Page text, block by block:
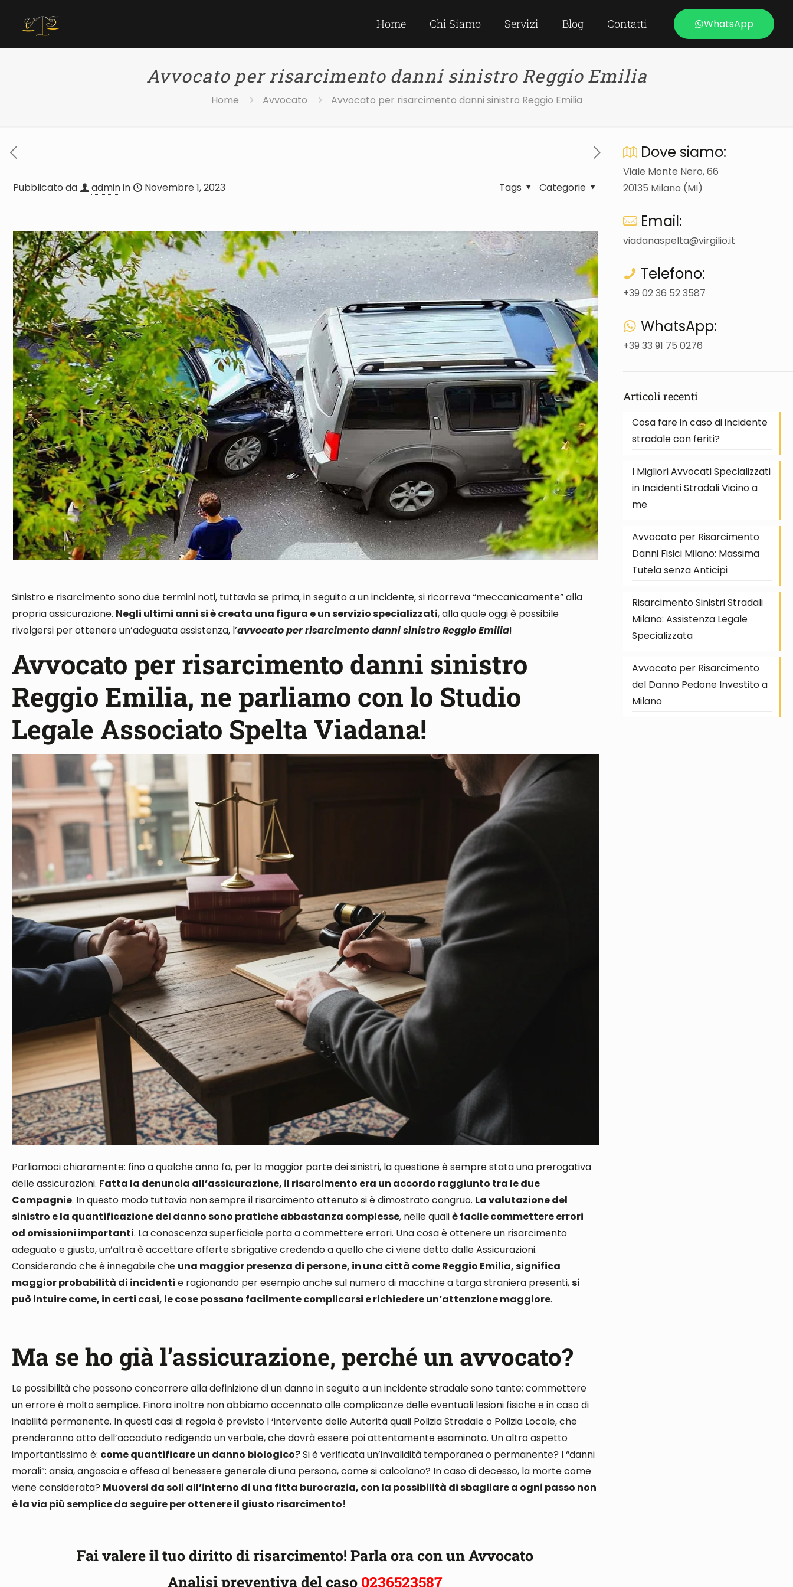
Home Chi Siamo Servizi Blog Contatti WhatsApp
Avvocato per risarcimento danni sinistro Reggio Emilia
Home Avvocato Avvocato per risarcimento danni sinistro Reggio Emilia
Pubblicato da adminin Novembre 1, 2023 Categorie
Tags
Sinistro e risarcimento sono due termini noti, tuttavia se prima, in seguito a un incidente, si ricorreva “meccanicamente” alla
propria assicurazione. Negli ultimi anni si è creata una figura e un servizio specializzati, alla quale oggi è possibile
rivolgersi per ottenere un’adeguata assistenza, l’avvocato per risarcimento danni sinistro Reggio Emilia!
Avvocato per risarcimento danni sinistro
Reggio Emilia, ne parliamo con lo Studio
Legale Associato Spelta Viadana!
Parliamoci chiaramente: fino a qualche anno fa, per la maggior parte dei sinistri, la questione è sempre stata una prerogativa
delle assicurazioni. Fatta la denuncia all’assicurazione, il risarcimento era un accordo raggiunto tra le due
Compagnie. In questo modo tuttavia non sempre il risarcimento ottenuto si è dimostrato congruo. La valutazione del
sinistro e la quantificazione del danno sono pratiche abbastanza complesse, nelle qualiè facile commettere errori
od omissioni importanti. La conoscenza superficiale porta a commettere errori. Una cosa è ottenere un risarcimento
adeguato e giusto, un’altra è accettare offerte sbrigative credendo a quello che ci viene detto dalle Assicurazioni.
Considerando che è innegabile che una maggior presenza di persone, in una città come Reggio Emilia, significa
maggior probabilità di incidenti e ragionando per esempioanche sul numero di macchine a targa straniera presenti,si
può intuire come, in certi casi, le cose possano facilmente complicarsi e richiedere un’attenzione maggiore.
Ma se ho già l’assicurazione, perché un avvocato?
Le possibilità che possono concorrere alla definizione di un danno in seguito a un incidente stradale sono tante; commettere
un errore è molto semplice. Finora inoltre non abbiamo accennato alle complicanze delleeventuali lesioni fisiche e in caso di
inabilità permanente. In questi casidi regolaè previsto l ‘intervento delle Autorità quali Polizia Stradale o Polizia Locale, che
prenderanno atto dell’accaduto redigendo un verbale,che dovrà essere poi attentamente esaminato. Un altro aspetto
importantissimo è: come quantificare un danno biologico?Si è verificata un’invalidità temporanea o permanente? I “danni
morali”: ansia, angoscia e offesa al benessere generale di una persona, come si calcolano? In caso di decesso, la morte come
viene considerata? Muoversi da soli all’interno di una fitta burocrazia, con la possibilità di sbagliare a ogni passo non
è la via più semplice da seguire per ottenere il giusto risarcimento!
Fai valere il tuo diritto di risarcimento!Parla ora con un Avvocato
Analisi preventiva del caso 0236523587
Dove siamo:
Viale Monte Nero, 66
20135 Milano (MI)
Email:
viadanaspelta@virgilio.it
Telefono:
+39 02 36 52 3587
WhatsApp:
+39 33 91 75 0276
Articoli recenti
Cosa fare in caso di incidente
stradale con feriti?
I Migliori Avvocati Specializzati
in Incidenti Stradali Vicino a
me
Avvocato per Risarcimento
Danni Fisici Milano: Massima
Tutela senza Anticipi
Risarcimento Sinistri Stradali
Milano: Assistenza Legale
Specializzata
Avvocato per Risarcimento
del Danno Pedone Investito a
Milano